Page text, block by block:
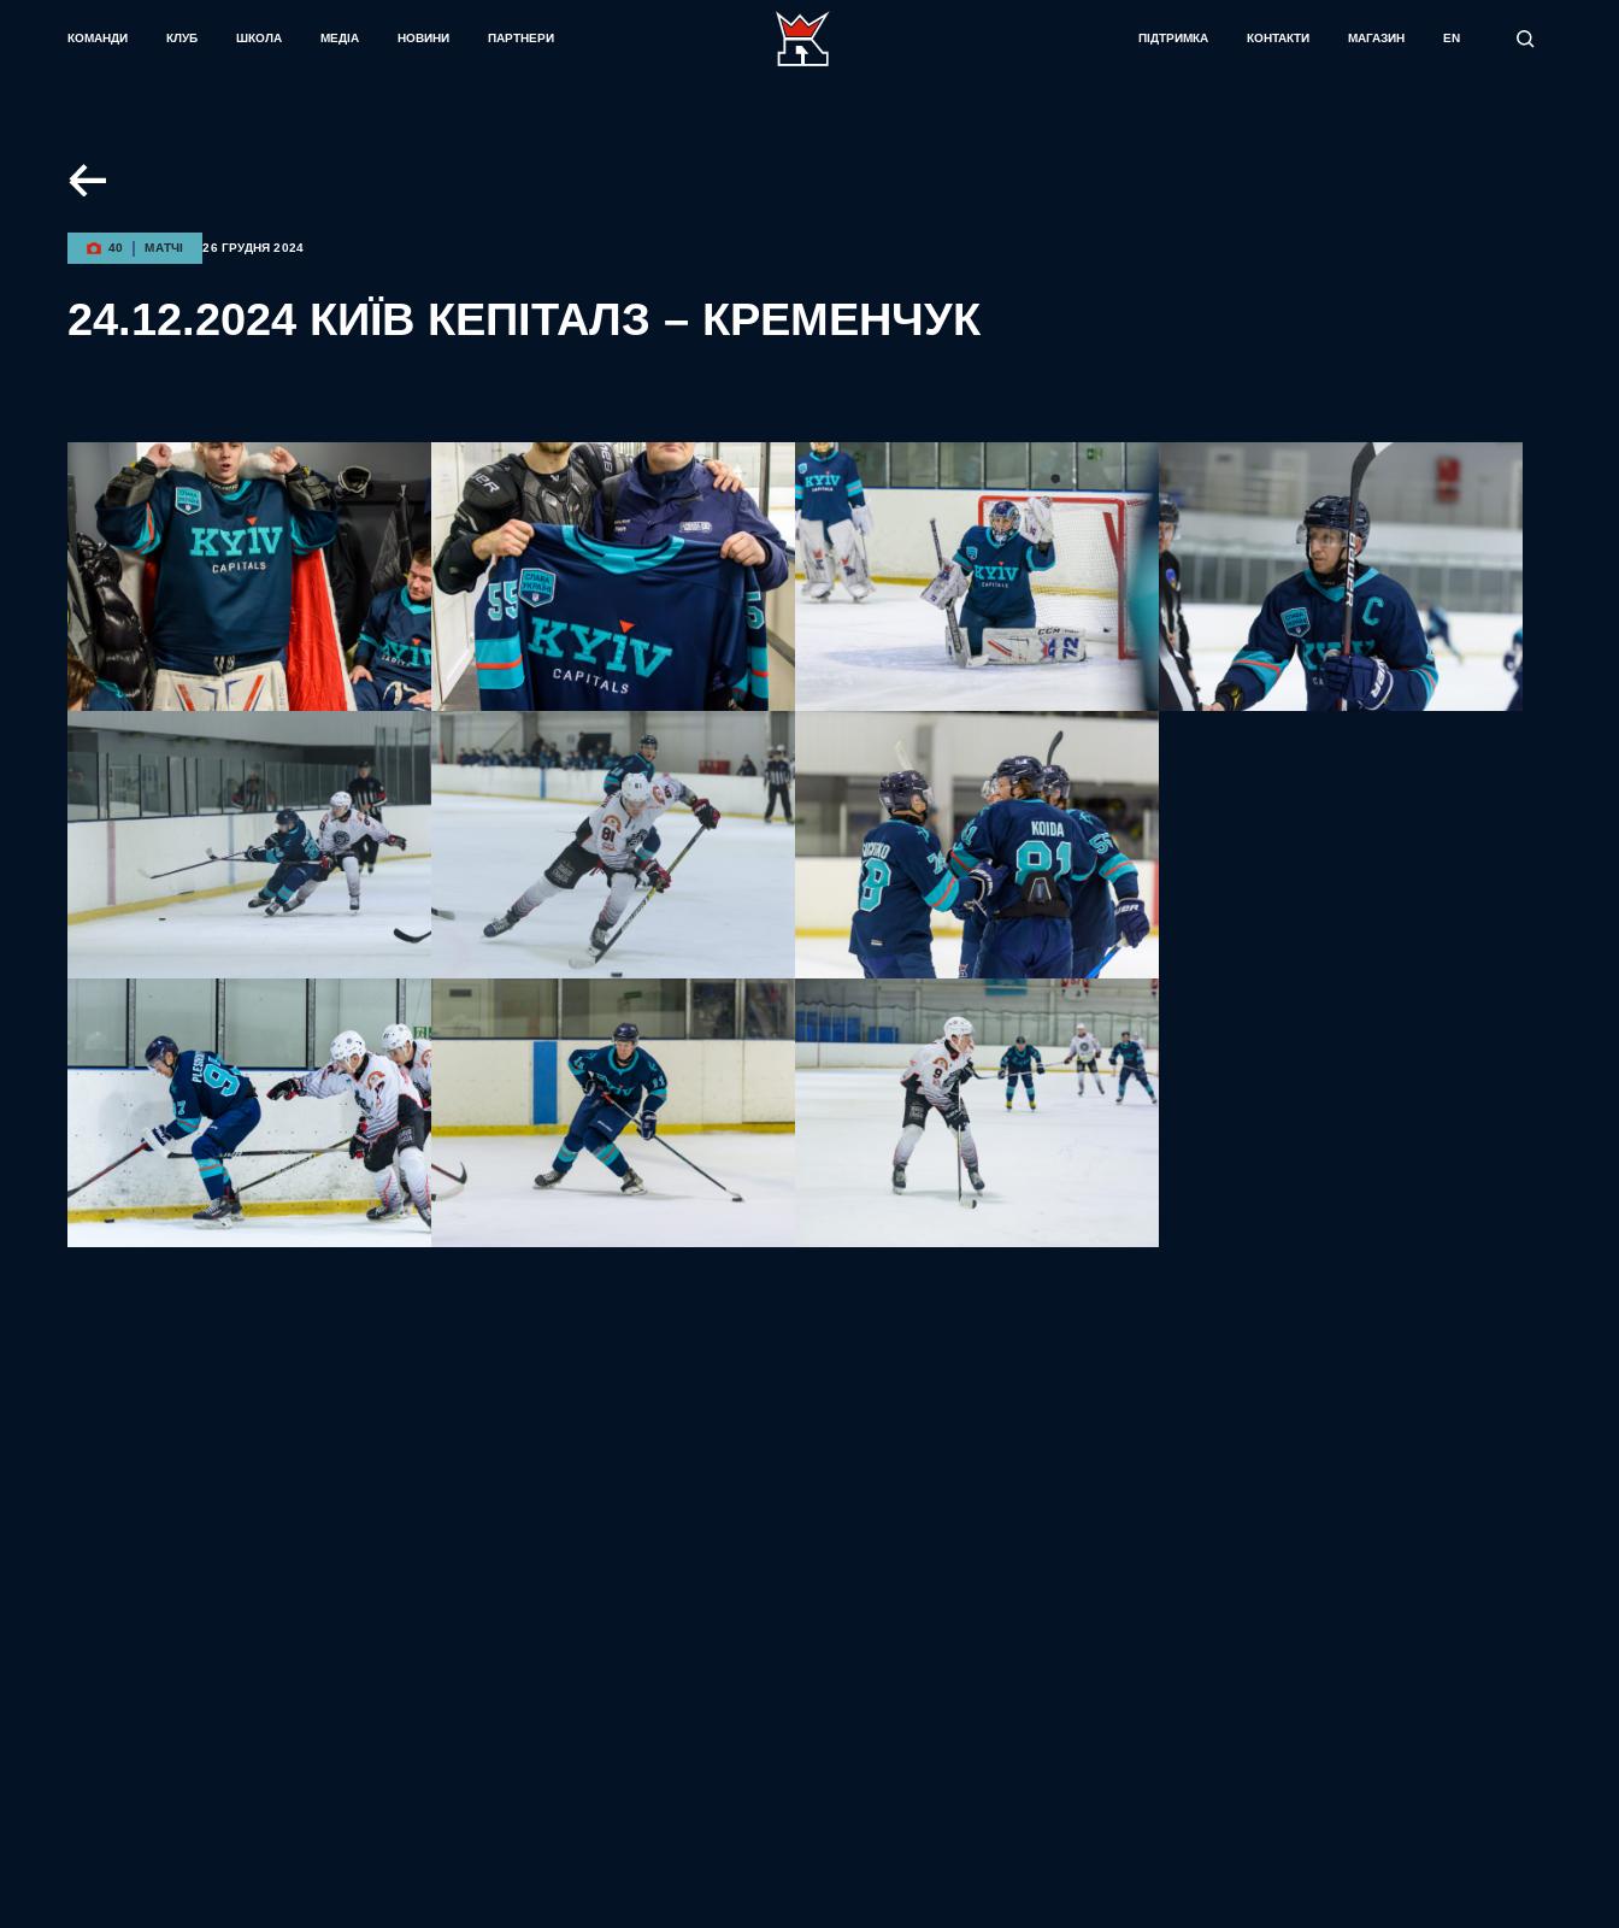
КОМАНДИ КЛУБ ШКОЛА МЕДІА НОВИНИ ПАРТНЕРИ ПІДТРИМКА КОНТАКТИ МАГАЗИН EN
40 МАТЧІ 26 ГРУДНЯ 2024
24.12.2024 КИЇВ КЕПІТАЛЗ – КРЕМЕНЧУК